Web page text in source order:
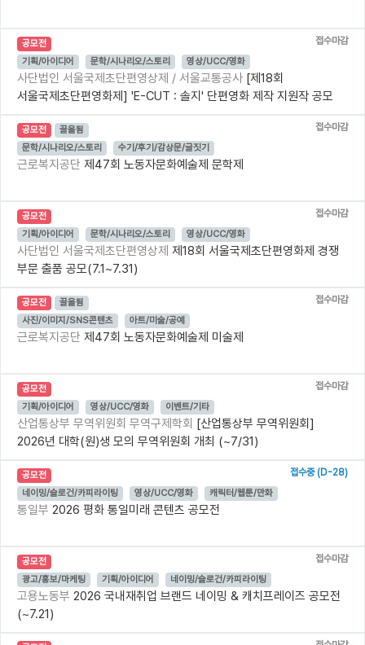
공모전
접수마감
기획/아이디어
문학/시나리오/스토리 영상/UCC/영화
사단법인 서울국제초단편영상제 / 서울교통공사 [제18회
서울국제초단편영화제] 'E-CUT : 솔지' 단편영화 제작 지원작 공모
공모전 끌올됨
접수마감
문학/시나리오/스토리
수기/후기/감상문/글짓기
근로복지공단 제47회 노동자문화예술제 문학제
공모전
접수마감
기획/아이디어
문학/시나리오/스토리 영상/UCC/영화
사단법인 서울국제초단편영상제 제18회 서울국제초단편영화제 경쟁
부문 출품 공모(7.1~7.31)
공모전 끌올됨
접수마감
사진/이미지/SNS콘텐츠
아트/미술/공예
근로복지공단 제47회 노동자문화예술제 미술제
공모전
접수마감
기획/아이디어
영상/UCC/영화 이벤트/기타
산업통상부 무역위원회 무역구제학회 ​[산업통상부 무역위원회]
2026년 대학(원)생 모의 무역위원회 개최 (~7/31)
공모전
접수중 (D-28)
네이밍/슬로건/카피라이팅
영상/UCC/영화 캐릭터/웹툰/만화
통일부 2026 평화 통일미래 콘텐츠 공모전
공모전
접수마감
광고/홍보/마케팅
기획/아이디어 네이밍/슬로건/카피라이팅
고용노동부 2026 국내재취업 브랜드 네이밍 & 캐치프레이즈 공모전
(~7.21)